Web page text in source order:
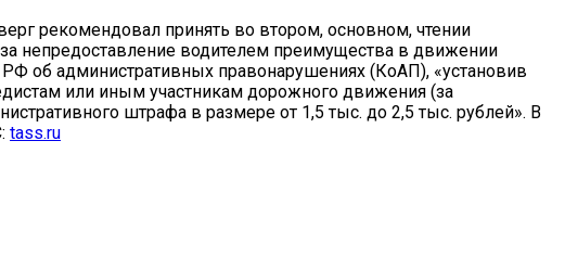
рекомендовал принять во втором, основном, чтении
непредоставление водителем преимущества в движении
РФ об административных правонарушениях (КоАП), «установив
или иным участникам дорожного движения (за
штрафа в размере от 1,5 тыс. до 2,5 тыс. рублей». В
tass.ru